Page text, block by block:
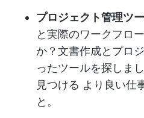
プロジェクト管理ツ
と実際のワークフロ
か？文書作成とプロ
ったツールを探しま
見つける より良い仕
と。